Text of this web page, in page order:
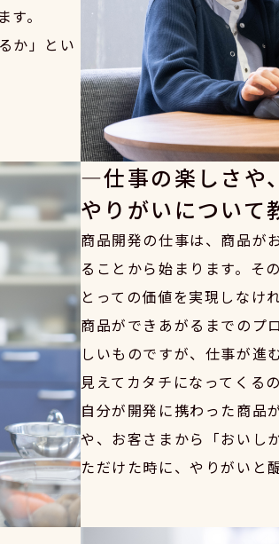
。
か」とい
仕事の楽しさや
やりがいについて
商品開発の仕事は、商品が
ることから始まります。そ
とっての価値を実現しなけ
商品ができあがるまでのプ
しいものですが、仕事が進
見えてカタチになってくる
自分が開発に携わった商品
や、お客さまから「おいし
ただけた時に、やりがいと